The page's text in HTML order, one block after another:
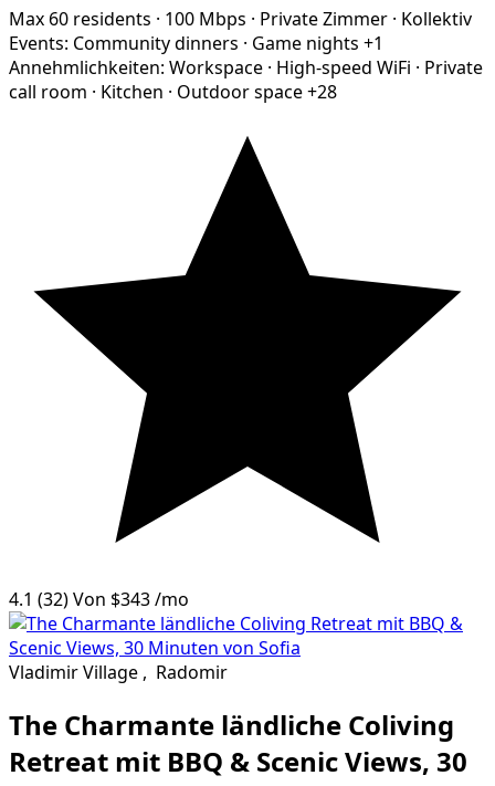
Max 60 residents · 100 Mbps · Private Zimmer · Kollektiv
Events: Community dinners · Game nights +1
Annehmlichkeiten: Workspace · High-speed WiFi · Private
call room · Kitchen · Outdoor space+28
4.1 (32)Von $343/mo
Vladimir Village , Radomir
The Charmante ländliche Coliving
Retreat mit BBQ & Scenic Views, 30